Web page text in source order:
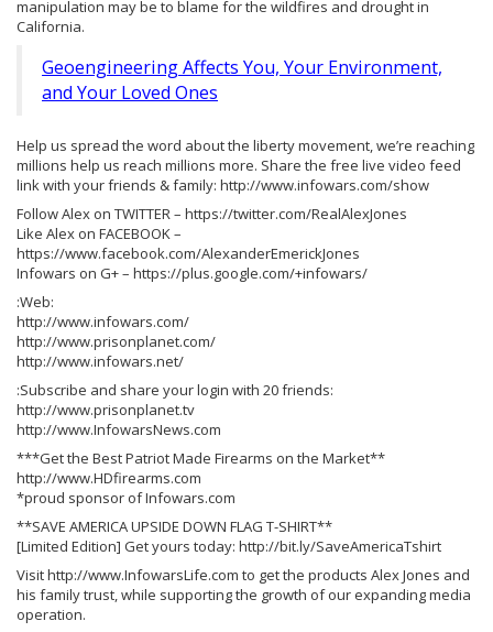
manipulation may be to blame for the wildfires and drought in
California.
Geoengineering Affects You, Your Environment,
and Your Loved Ones
Help us spread the word about the liberty movement, we’re reaching
millions help us reach millions more. Share the free live video feed
link with your friends & family: http://www.infowars.com/show
Follow Alex on TWITTER – https://twitter.com/RealAlexJones
Like Alex on FACEBOOK –
https://www.facebook.com/AlexanderEmerickJones
Infowars on G+ – https://plus.google.com/+infowars/
:Web:
http://www.infowars.com/
http://www.prisonplanet.com/
http://www.infowars.net/
:Subscribe and share your login with 20 friends:
http://www.prisonplanet.tv
http://www.InfowarsNews.com
***Get the Best Patriot Made Firearms on the Market**
http://www.HDfirearms.com
*proud sponsor of Infowars.com
**SAVE AMERICA UPSIDE DOWN FLAG T-SHIRT**
[Limited Edition] Get yours today: http://bit.ly/SaveAmericaTshirt
Visit http://www.InfowarsLife.com to get the products Alex Jones and
his family trust, while supporting the growth of our expanding media
operation.